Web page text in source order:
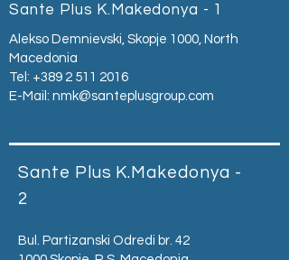
Sante Plus K.Makedonya - 1
Alekso Demnievski, Skopje 1000, North
Macedonia
Tel: +389 2 511 2016
E-Mail: nmk@santeplusgroup.com
Sante Plus K.Makedonya -
2
Bul. Partizanski Odredi br. 42